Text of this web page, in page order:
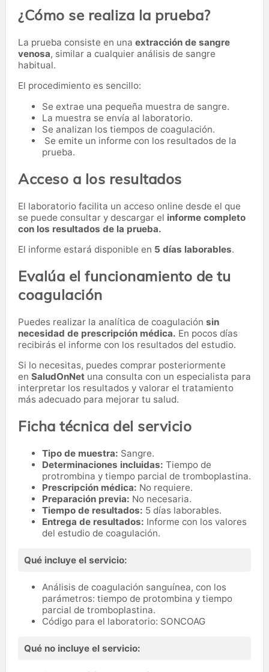
¿Cómo se realiza la prueba?
La prueba consiste en una extracción de sangre
venosa, similar a cualquier análisis de sangre
habitual.
El procedimiento es sencillo:
Se extrae una pequeña muestra de sangre.
La muestra se envía al laboratorio.
Se analizan los tiempos de coagulación.
Se emite un informe con los resultados de la
prueba.
Acceso a los resultados
El laboratorio facilita un acceso online desde el que
se puede consultar y descargar el informe completo
con los resultados de la prueba.
El informe estará disponible en 5 días laborables.
Evalúa el funcionamiento de tu
coagulación
Puedes realizar la analítica de coagulación sin
necesidad de prescripción médica. En pocos días
recibirás el informe con los resultados del estudio.
Si lo necesitas, puedes comprar posteriormente
en SaludOnNet una consulta con un especialista para
interpretar los resultados y valorar el tratamiento
más adecuado para mejorar tu salud.
Ficha técnica del servicio
Tipo de muestra: Sangre.
Determinaciones incluidas: Tiempo de
protrombina y tiempo parcial de tromboplastina.
Prescripción médica: No requiere.
Preparación previa: No necesaria.
Tiempo de resultados: 5 días laborables.
Entrega de resultados: Informe con los valores
del estudio de coagulación.
Qué incluye el servicio:
Análisis de coagulación sanguínea, con los
parámetros: tiempo de protombina y tiempo
parcial de tromboplastina.
Código para el laboratorio: SONCOAG
Qué no incluye el servicio: